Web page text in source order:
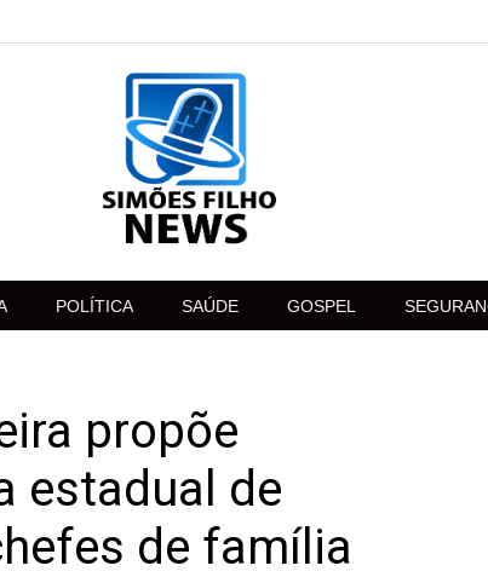
POLÍTICA SAÚDE GOSPEL
propõe
estadual de
de família